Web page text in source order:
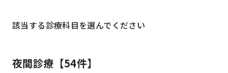
感染症
該当する診療科目を選んでください
夜間診療【54件】